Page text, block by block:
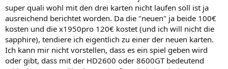
super quali wohl mit den drei karten nicht laufen soll ist ja
ausreichend berichtet worden. Da die "neuen" ja beide 100€
kosten und die x1950pro 120€ kostet (und ich will nicht die
sapphire), tendiere ich eigentlich zu einer der neuen karten.
Ich kann mir nicht vorstellen, dass es ein spiel geben wird
oder gibt, dass mit der HD2600 oder 8600GT bedeutend